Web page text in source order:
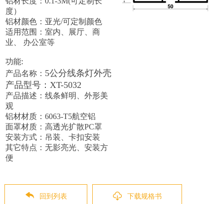
度）
铝材颜色：亚光/可定制颜色
适用范围：室内、展厅、商
业、 办公室等
功能:
产品名称： 5公分线条灯外壳
产品型号：XT-5032
产品描述：线条鲜明、外形美
观
铝材材质：6063-T5航空铝
面罩材质：高透光扩散PC罩
安装方式：吊装、卡扣安装
其它特点：无影亮光、安装方
便
回到列表 下载规格书